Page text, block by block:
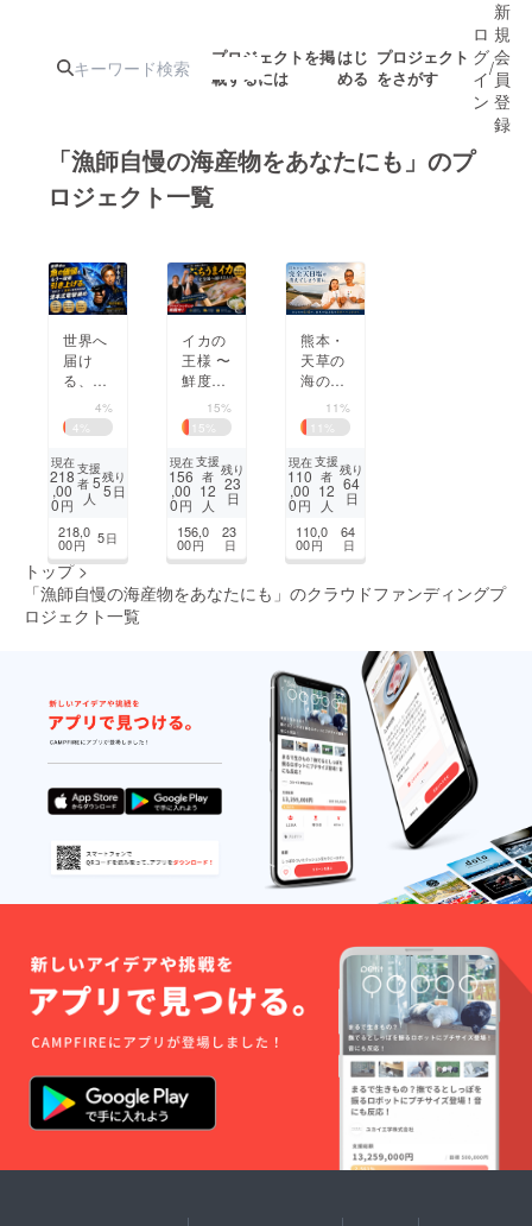
プロジェクトを掲
載するには
はじ
める
プロジェクト
をさがす
人気のプロ
注目のリ 注目の新着プロ
アート・写真
テクノロジー・ガジェット
ビジネス・起業
CAMPFIRE Creation
CAMPFIREふるさと納税machi-yaコミュニティ
ロ
グ
イ
ン
/
新
規
会
員
登
録
「漁師自慢の海産物をあなたにも」のプ
ロジェクト一覧
世界へ
届け
る、次
世代の
津本
式。
4%
4
現在
218
,00
0円
支援
者5
人
残り
5日
218,0
00円 5日
イカの
王様 〜
鮮度抜
群のケ
ンサキ
イカを
仙崎か
ら全国
へ〜
15%
15
現在
156
,00
0円
支援
者
12
人
残り
23
日
156,0
00円
23
日
熊本・
天草の
海の恵
みを未
来へ。
90日か
けて育
てる完
全天日
の星」
11%
11
現在
110
,00
0円
支援
者
12
人
残り
64
日
110,0
00円
64
日
トップ >
「漁師自慢の海産物をあなたにも」のクラウドファンディングプ
ロジェクト一覧